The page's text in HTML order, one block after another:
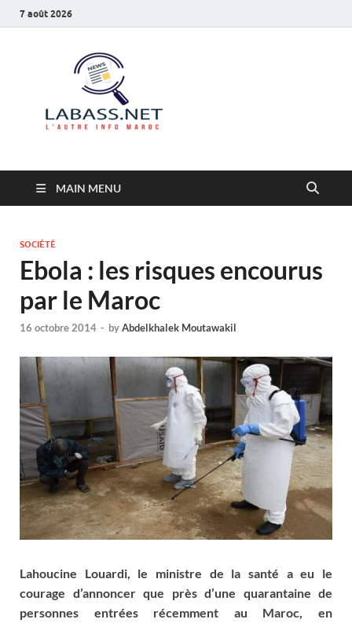
7 août 2026
MAIN MENU
SOCIÉTÉ
Ebola : les risques encourus
par le Maroc
16 octobre 2014 - byAbdelkhalek Moutawakil
Lahoucine Louardi, le ministre de la santé a eu le
courage d’annoncer que près d’une quarantaine de
personnes entrées récemment au Maroc, en